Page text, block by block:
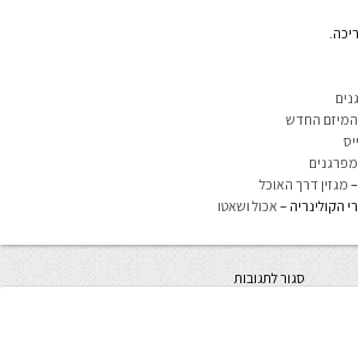
המיזם החדש
מגזין דרך האוכל
הקולינריה –אכול ושאטו
סגור לתגובות